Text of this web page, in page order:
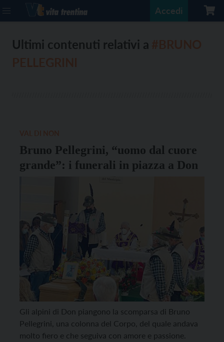
Accedi
Ultimi contenuti relativi a
Bruno Pellegrini, “uomo dal cuore
grande”: i funerali in piazza a Don
Gli alpini di Don piangono la scomparsa di Bruno
Pellegrini, una colonna del Corpo, del quale andava
molto fiero e che seguiva con amore e passione.